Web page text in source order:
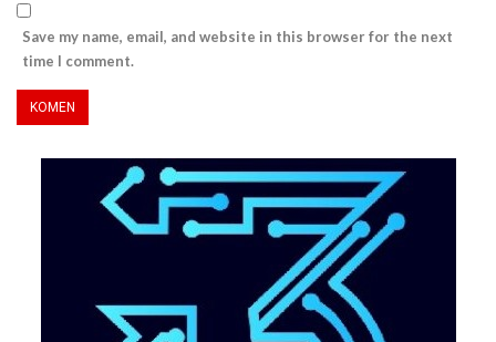
Save my name, email, and website in this browser for the next
time I comment.